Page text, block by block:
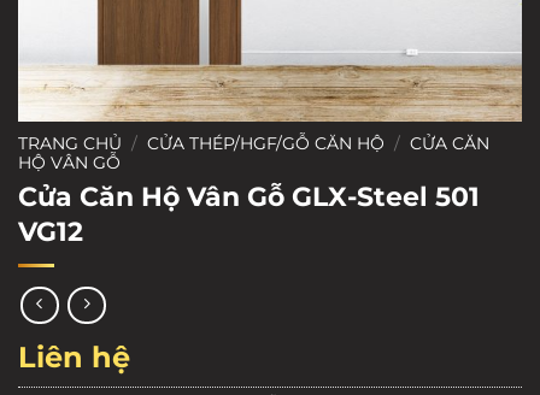
TRANG CHỦ / CỬA THÉP/HGF/GỖ CĂN HỘ / CỬA CĂN
HỘ VÂN GỖ
Cửa Căn Hộ Vân Gỗ GLX-Steel 501
VG12
Liên hệ